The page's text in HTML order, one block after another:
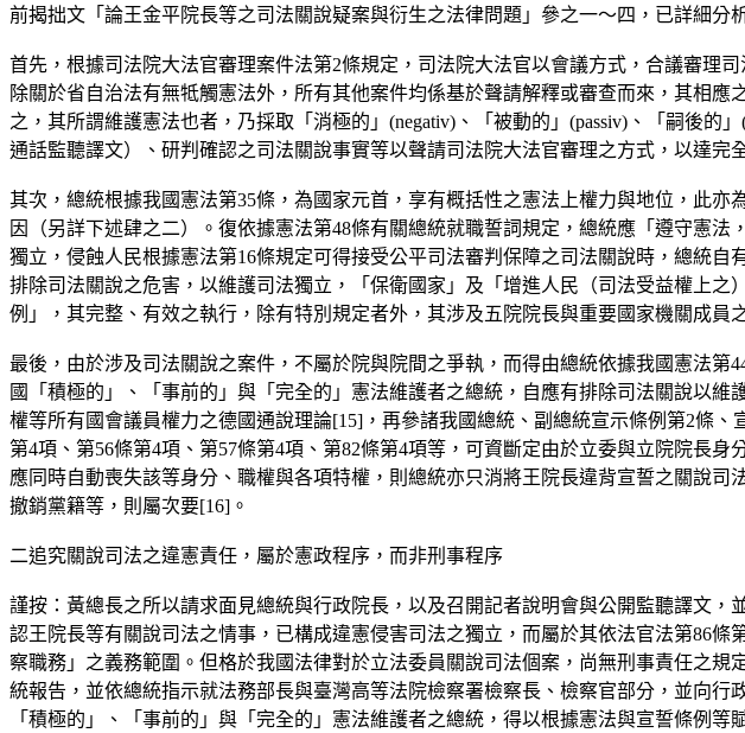
前揭拙文「論王金平院長等之司法關說疑案與衍生之法律問題」參之一～四，已詳細
首先，根據司法院大法官審理案件法第2條規定，司法院大法官以會議方式，合議審理
除關於省自治法有無牴觸憲法外，所有其他案件均係基於聲請解釋或審查而來，其相
之，其所謂維護憲法也者，乃採取「消極的」(negativ)、「被動的」(passiv)、「嗣後的
通話監聽譯文）、研判確認之司法關說事實等以聲請司法院大法官審理之方式，以達完
其次，總統根據我國憲法第35條，為國家元首，享有概括性之憲法上權力與地位，此
因（另詳下述肆之二）。復依據憲法第48條有關總統就職誓詞規定，總統應「遵守憲
獨立，侵蝕人民根據憲法第16條規定可得接受公平司法審判保障之司法關說時，總統
排除司法關說之危害，以維護司法獨立，「保衛國家」及「增進人民（司法受益權上
例」，其完整、有效之執行，除有特別規定者外，其涉及五院院長與重要國家機關成
最後，由於涉及司法關說之案件，不屬於院與院間之爭執，而得由總統依據我國憲法
國「積極的」、「事前的」與「完全的」憲法維護者之總統，自應有排除司法關說以
權等所有國會議員權力之德國通說理論[15]，再參諸我國總統、副總統宣示條例第2條
第4項、第56條第4項、第57條第4項、第82條第4項等，可資斷定由於立委與立院院長
應同時自動喪失該等身分、職權與各項特權，則總統亦只消將王院長違背宣誓之關說
撤銷黨籍等，則屬次要[16]。
二追究關說司法之違憲責任，屬於憲政程序，而非刑事程序
謹按：黃總長之所以請求面見總統與行政院長，以及召開記者說明會與公開監聽譯文
認王院長等有關說司法之情事，已構成違憲侵害司法之獨立，而屬於其依法官法第86
察職務」之義務範圍。但格於我國法律對於立法委員關說司法個案，尚無刑事責任之
統報告，並依總統指示就法務部長與臺灣高等法院檢察署檢察長、檢察官部分，並向
「積極的」、「事前的」與「完全的」憲法維護者之總統，得以根據憲法與宣誓條例